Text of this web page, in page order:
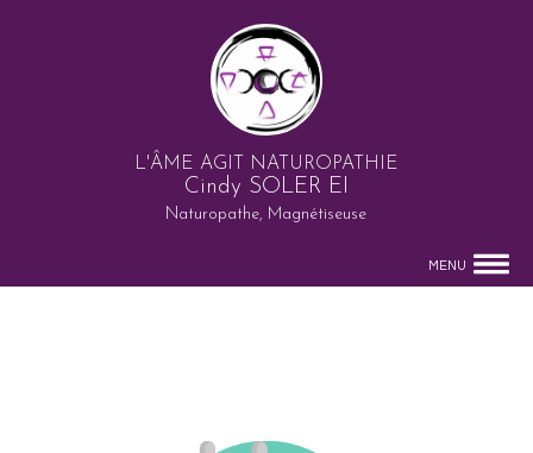
L'ÂME AGIT NATUROPATHIE
Cindy SOLER EI
Naturopathe, Magnétiseuse
MENU